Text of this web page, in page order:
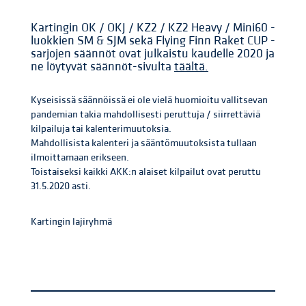
Kartingin OK / OKJ / KZ2 / KZ2 Heavy / Mini60 -
luokkien SM & SJM sekä Flying Finn Raket CUP -
sarjojen säännöt ovat julkaistu kaudelle 2020 ja
ne löytyvät säännöt-sivulta täältä.
Kyseisissä säännöissä ei ole vielä huomioitu vallitsevan
pandemian takia mahdollisesti peruttuja / siirrettäviä
kilpailuja tai kalenterimuutoksia.
Mahdollisista kalenteri ja sääntömuutoksista tullaan
ilmoittamaan erikseen.
Toistaiseksi kaikki AKK:n alaiset kilpailut ovat peruttu
31.5.2020 asti.
Kartingin lajiryhmä